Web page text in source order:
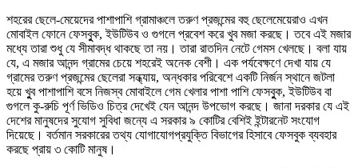
শহরের ছেলে-মেয়েদের পাশাপাশি গ্রামাঞ্চলে তরুণ প্রজন্মের বহু ছেলেমেয়েরাও এখন
মোবাইল ফোনে ফেসবুুক, ইউটিউব ও গুগলে প্রবেশ করে খুব মজা করছে। তবে এই মজার
মধ্যে তারা শুধু যে সীমাবদ্ধ থাকছে তা নয়। তারা রাতদিন নেটে গেমস খেলছে। বলা যায়
যে, এ মজার আনন্দ গ্রামের চেয়ে শহরেই অনেক বেশী। এক পর্যবেক্ষণে দেখা যায় যে
গ্রামের তরুণ প্রজন্মের ছেলেরা সন্ধ্যায়, অন্ধকার পরিবেশে একটি নির্জন স্থানে জটলা
হয়ে খুুব পাশাপাশি বসে নিজস্ব মোবাইলে গেম খেলার পাশা পাশি ফেসবুুক, ইউটিউব বা
গুগলে কু-রুচি পূর্ণ ভিডিও চিত্র দেখেই যেন আনন্দ উপভোগ করছে। জানা দরকার যে এই
দেশের মানুষদের সুযোগ সুবিধা জন্যে এ সরকার ৯ কোটির বেশিই ইন্টারনেট সংযোগ
দিয়েছে। বর্তমান সরকারের তথ্য যোগাযোগপ্রযুক্তি বিভাগের হিসাবে ফেসবুক ব্যবহার
করছে প্রায় ৩ কোটি মানুষ।